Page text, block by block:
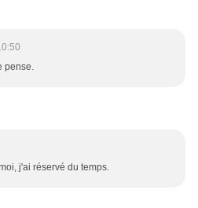
pense.
j'ai réservé du temps.